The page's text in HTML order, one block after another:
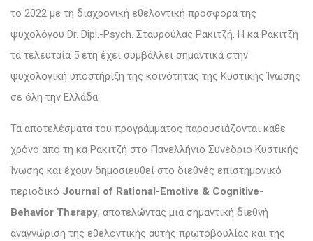
το 2022 με τη διαχρονική εθελοντική προσφορά της
ψυχολόγου Dr. Dipl.-Psych. Σταυρούλας Ρακιτζή. Η κα Ρακιτζή
τα τελευταία 5 έτη έχει συμβάλλει σημαντικά στην
ψυχολογική υποστήριξη της κοινότητας της Κυστικής Ίνωσης
σε όλη την Ελλάδα.
Τα αποτελέσματα του προγράμματος παρουσιάζονται κάθε
χρόνο από τη κα Ρακιτζή στο Πανελλήνιο Συνέδριο Κυστικής
Ίνωσης και έχουν δημοσιευθεί στο διεθνές επιστημονικό
περιοδικό Journal of Rational-Emotive & Cognitive-
Behavior Therapy, αποτελώντας μια σημαντική διεθνή
αναγνώριση της εθελοντικής αυτής πρωτοβουλίας και της